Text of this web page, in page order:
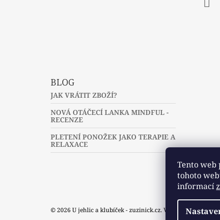
Tento web
tohoto
informací
BLOG
JAK VRÁTIT ZBOŽÍ?
NOVÁ OTÁČECÍ LANKA MINDFUL -
RECENZE
PLETENÍ PONOŽEK JAKO TERAPIE A
RELAXACE
© 2026 U jehlic a klubíček - zuzinick.cz. Všechna práva